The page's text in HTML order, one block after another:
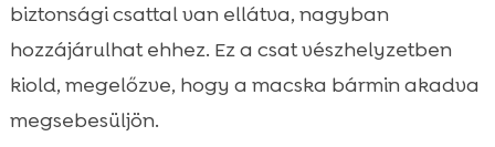
biztonsági csattal van ellátva, nagyban
hozzájárulhat ehhez. Ez a csat vészhelyzetben
kiold, megelőzve, hogy a macska bármin akadva
megsebesüljön.